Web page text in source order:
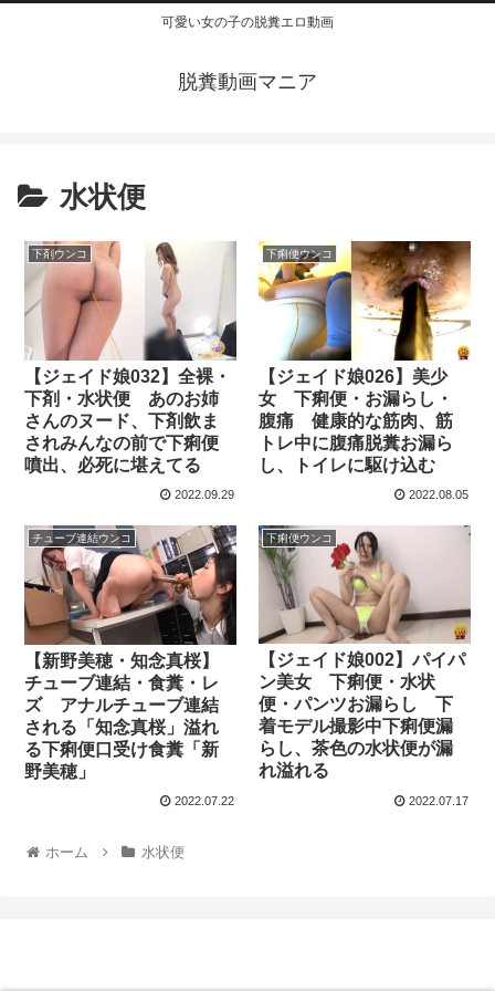
可愛い女の子の脱糞エロ動画
脱糞動画マニア
水状便
下剤ウンコ
【ジェイド娘032】全裸・
下剤・水状便 あのお姉
さんのヌード、下剤飲ま
されみんなの前で下痢便
噴出、必死に堪えてる
2022.09.29
下痢便ウンコ
【ジェイド娘026】美少
女 下痢便・お漏らし・
腹痛 健康的な筋肉、筋
トレ中に腹痛脱糞お漏ら
し、トイレに駆け込む
2022.08.05
チューブ連結ウンコ
【新野美穂・知念真桜】
チューブ連結・食糞・レ
ズ アナルチューブ連結
される「知念真桜」溢れ
る下痢便口受け食糞「新
野美穂」
2022.07.22
下痢便ウンコ
【ジェイド娘002】パイパ
ン美女 下痢便・水状
便・パンツお漏らし 下
着モデル撮影中下痢便漏
らし、茶色の水状便が漏
れ溢れる
2022.07.17
ホーム 水状便